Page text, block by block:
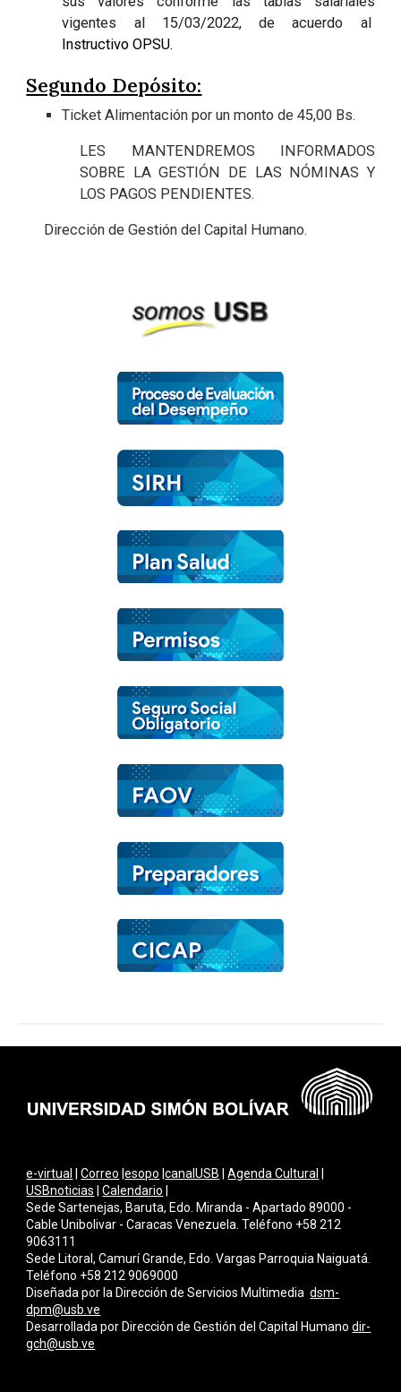
vigentes al 15/03/2022, de acuerdo al
Instructivo OPSU.
Segundo Depósito:
Ticket Alimentación por un monto de 45,00 Bs.
LES MANTENDREMOS INFORMADOS
SOBRE LA GESTIÓN DE LAS NÓMINAS Y
LOS PAGOS PENDIENTES.
Dirección de Gestión del Capital Humano.
e-virtual |Correo |esopo |canalUSB |Agenda Cultural
USBnoticias |Calendario
Sede Sartenejas, Baruta, Edo. Miranda - Apartado 89000 -
Cable Unibolivar - Caracas Venezuela. Teléfono +58 212
9063111
Sede Litoral, Camurí Grande, Edo. Vargas Parroquia Naiguatá.
Teléfono +58 212 9069000
Diseñada por la Dirección de Servicios Multimediadsm-
dpm@usb.ve
Desarrollada por Dirección de Gestión del Capital Humano dir-
gch@usb.ve